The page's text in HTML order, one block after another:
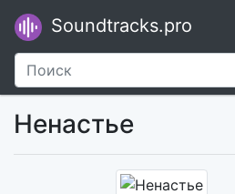
Soundtracks.pro
Ненастье